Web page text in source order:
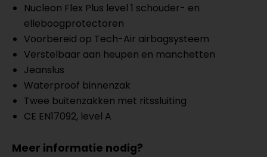
Nucleon Flex Plus level 1 schouder- en
elleboogprotectoren
Voorbereid op Tech-Air airbagsysteem
Verstelbaar aan heupen en manchetten
Jeanslus
Waterproof binnenzak
Twee buitenzakken met ritssluiting
CE EN17092, level A
Meer informatie nodig?